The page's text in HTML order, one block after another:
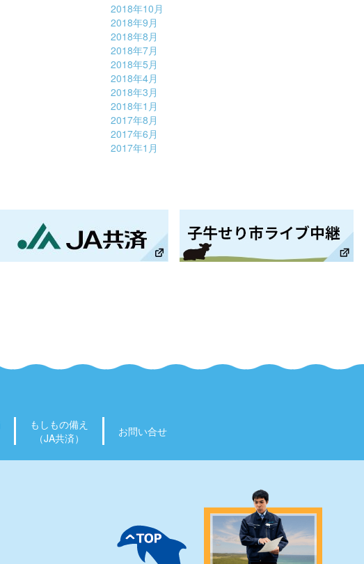
2018年10月
2018年9月
2018年8月
2018年7月
2018年5月
2018年4月
2018年3月
2018年1月
2017年8月
2017年6月
2017年1月
もしもの備え
（JA共済）
お問い合せ